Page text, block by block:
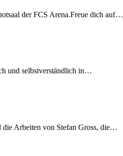
der FCS Arena.Freue dich auf…
und selbstverständlich in…
Arbeiten von Stefan Gross, die…